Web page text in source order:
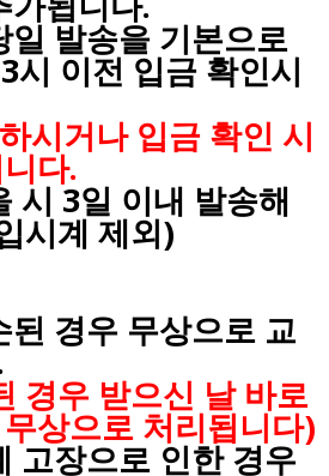
발송을 기본으로
시 이전 입금 확인시
시거나 입금 확인 시
다.
시 3일 이내 발송해
시계 제외)
경우 무상으로 교
경우 받으신 날 바로
상으로 처리됩니다)
고장으로 인한 경우